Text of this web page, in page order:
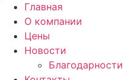
Главная
О компании
Цены
Новости
Благодарности